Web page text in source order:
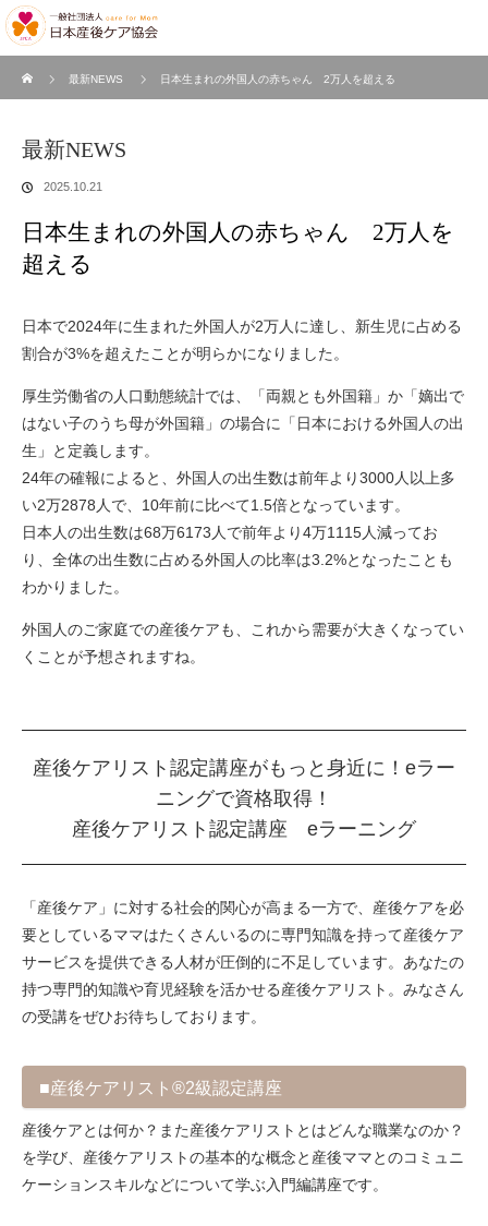
最新NEWS
日本生まれの外国人の赤ちゃん 2万人を超える
最新NEWS
2025.10.21
日本生まれの外国人の赤ちゃん 2万人を
超える
日本で2024年に生まれた外国人が2万人に達し、新生児に占める
割合が3%を超えたことが明らかになりました。
厚生労働省の人口動態統計では、「両親とも外国籍」か「嫡出で
はない子のうち母が外国籍」の場合に「日本における外国人の出
生」と定義します。
24年の確報によると、外国人の出生数は前年より3000人以上多
い2万2878人で、10年前に比べて1.5倍となっています。
日本人の出生数は68万6173人で前年より4万1115人減ってお
り、全体の出生数に占める外国人の比率は3.2%となったことも
わかりました。
外国人のご家庭での産後ケアも、これから需要が大きくなってい
くことが予想されますね。
産後ケアリスト認定講座がもっと身近に！eラー
ニングで資格取得！
産後ケアリスト認定講座 eラーニング
「産後ケア」に対する社会的関心が高まる一方で、産後ケアを必
要としているママはたくさんいるのに専門知識を持って産後ケア
サービスを提供できる人材が圧倒的に不足しています。あなたの
持つ専門的知識や育児経験を活かせる産後ケアリスト。みなさん
の受講をぜひお待ちしております。
■産後ケアリスト®2級認定講座
産後ケアとは何か？また産後ケアリストとはどんな職業なのか？
を学び、産後ケアリストの基本的な概念と産後ママとのコミュニ
ケーションスキルなどについて学ぶ入門編講座です。